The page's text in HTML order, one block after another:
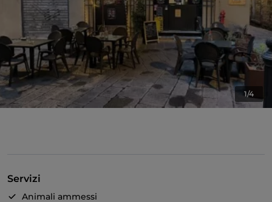
1/4
Servizi
Animali ammessi